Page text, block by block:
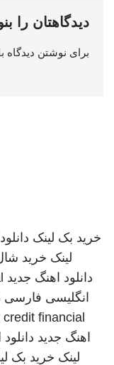
دیدگاهتان را
برای نوشتن دیدگاه
خرید بک لینک
لینک خرید
دانلود اهنگ جدید
انگلیسی فارسی
financial
اهنگ جدید
لینک خرید بک